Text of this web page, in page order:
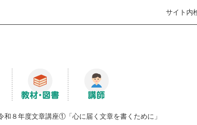
サイト内
８年度文章講座①「心に届く文章を書くために」